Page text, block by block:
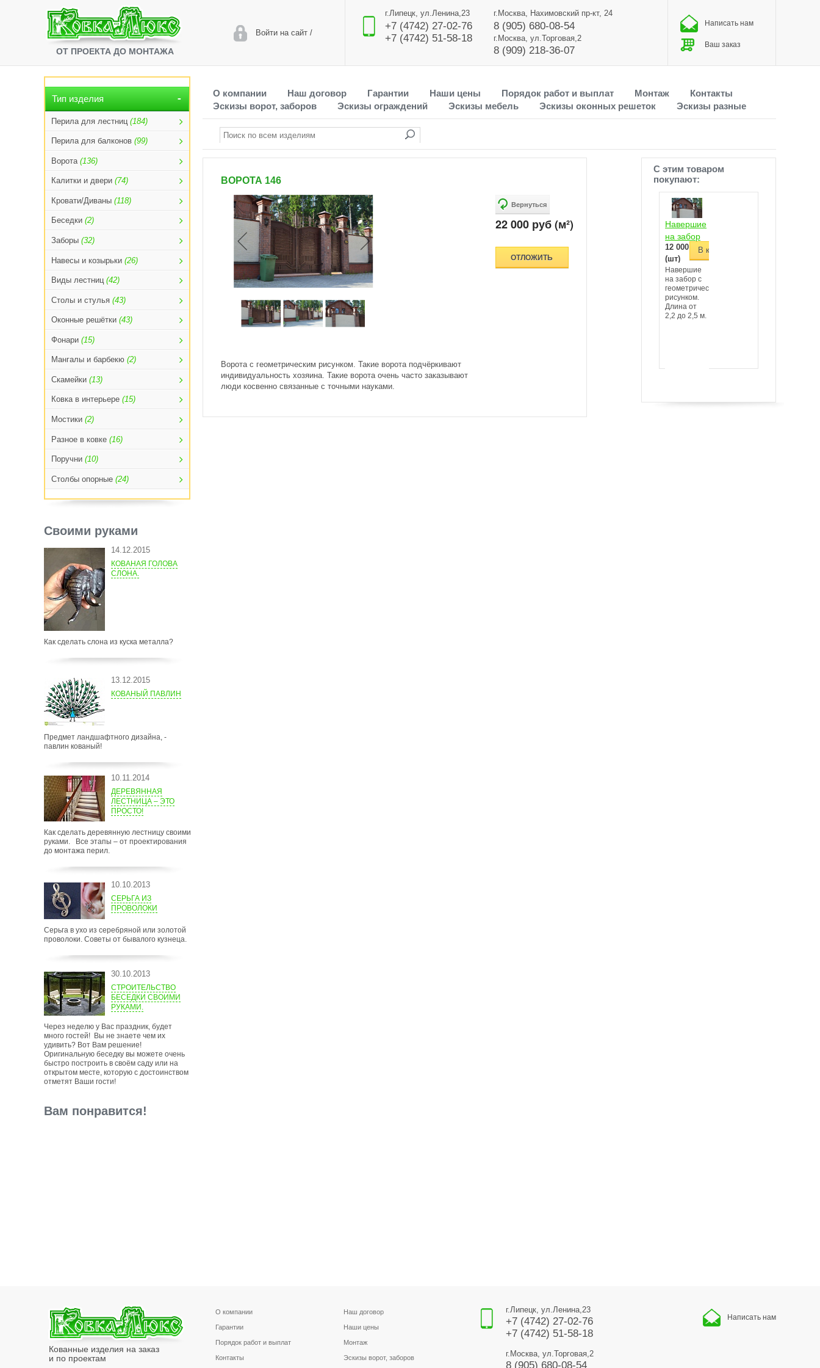
ОТ ПРОЕКТА ДО МОНТАЖА
Войти на сайт/
г.Липецк, ул.Ленина,23
+7 (4742) 27-02-76
+7 (4742) 51-58-18
г.Москва, Нахимовский пр-кт, 24
8 (905) 680-08-54
г.Москва, ул.Торговая,2
8 (909) 218-36-07
Написать нам
Ваш заказ
Тип изделия
Перила для лестниц (184)
Перила для балконов (99)
Ворота (136)
Калитки и двери (74)
Кровати/Диваны (118)
Беседки (2)
Заборы (32)
Навесы и козырьки (26)
Виды лестниц (42)
Столы и стулья (43)
Оконные решётки (43)
Фонари (15)
Мангалы и барбекю (2)
Скамейки (13)
Ковка в интерьере (15)
Мостики (2)
Разное в ковке (16)
Поручни (10)
Столбы опорные (24)
Своими руками
14.12.2015
КОВАНАЯ ГОЛОВА
СЛОНА.
Как сделать слона из куска металла?
13.12.2015
КОВАНЫЙ ПАВЛИН
Предмет ландшафтного дизайна, -
павлин кованый!
10.11.2014
ДЕРЕВЯННАЯ
ЛЕСТНИЦА – ЭТО
ПРОСТО!
Как сделать деревянную лестницу своими
руками. Все этапы – от проектирования
до монтажа перил.
10.10.2013
СЕРЬГА ИЗ
ПРОВОЛОКИ
Серьга в ухо из серебряной или золотой
проволоки. Советы от бывалого кузнеца.
30.10.2013
СТРОИТЕЛЬСТВО
БЕСЕДКИ СВОИМИ
РУКАМИ.
Через неделю у Вас праздник, будет
много гостей! Вы не знаете чем их
удивить? Вот Вам решение!
Оригинальную беседку вы можете очень
быстро построить в своём саду или на
открытом месте, которую с достоинством
отметят Ваши гости!
Вам понравится!
О компании Наш договор Гарантии Наши цены Порядок работ и выплат Монтаж
Контакты
Эскизы ворот, заборов
Эскизы ограждений Эскизы мебель Эскизы оконных решеток Эскизы разные
ВОРОТА 146
22 000 руб (м²)
ОТЛОЖИТЬ
Ворота с геометрическим рисунком. Такие ворота подчёркивают
индивидуальность хозяина. Такие ворота очень часто заказывают
люди косвенно связанные с точными науками.
С этим товаром
покупают:
Навершие
на забор
613
12 000 руб
(шт)
В корзину
Навершие
на забор с
геометрическим
рисунком.
Длина от
2,2 до 2,5 м.
Кованные изделия на заказ
и по проектам
О компании Наш договор
Гарантии Наши цены
Порядок работ и выплат Монтаж
Контакты Эскизы ворот, заборов
г.Липецк, ул.Ленина,23
+7 (4742) 27-02-76
+7 (4742) 51-58-18
г.Москва, ул.Торговая,2
8 (905) 680-08-54
Написать нам